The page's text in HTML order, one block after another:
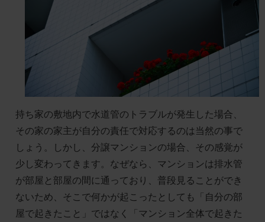
持ち家の敷地内で水道管のトラブルが発生した場合、
その家の家主が自分の責任で対応するのは当然の事で
しょう。しかし、分譲マンションの場合、その感覚が
少し変わってきます。なぜなら、マンションは排水管
が部屋と部屋の間に通っており、普段見ることができ
ないため、そこで何かが起こったとしても「自分の部
屋で起きたこと」ではなく「マンション全体で起きた